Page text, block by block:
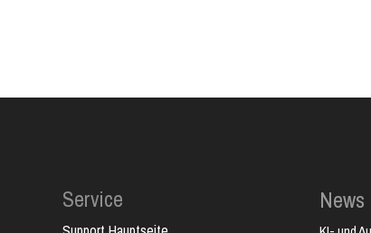
Service News